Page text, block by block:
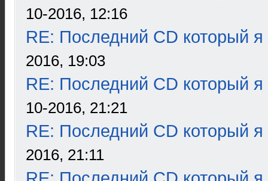
10-2016, 12:16
RE: Последний CD который я
2016, 19:03
RE: Последний CD который я
10-2016, 21:21
RE: Последний CD который я
2016, 21:11